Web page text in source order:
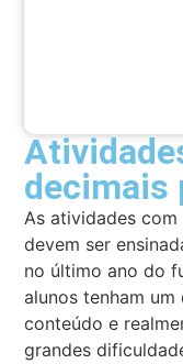
decimais
As atividades com
devem ser
no último ano do
alunos tenham
conteúdo e
grandes